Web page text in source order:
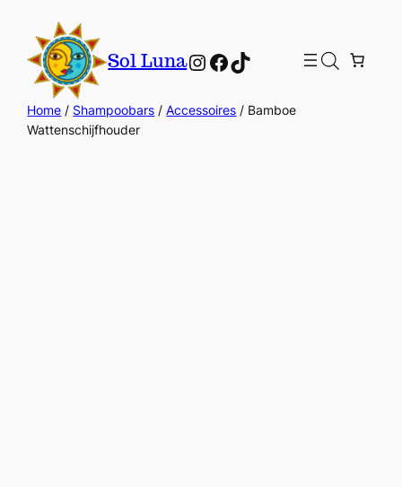
Sol LunaInstagram
Facebook
TikTok
Home / Shampoobars /Accessoires / Bamboe
Wattenschijfhouder